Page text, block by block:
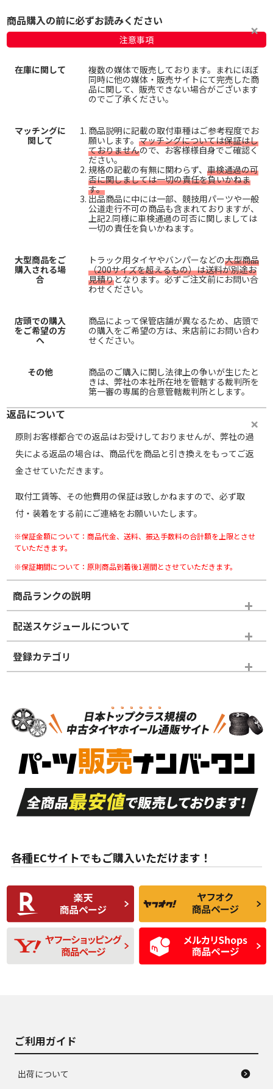
商品購入の前に必ずお読みください
注意事項
在庫に関して
複数の媒体で販売しております。まれにほぼ
同時に他の媒体・販売サイトにて完売した商
品に関して、販売できない場合がございます
のでご了承ください。
マッチングに
関して
商品説明に記載の取付車種はご参考程度でお
願いします。 マッチングについては保証はし
ておりませんので、お客様様自身でご確認く
ださい。
規格の記載の有無に関わらず、 車検通過の可
否に関しましては一切の責任を負いかねま
す。
出品商品に中には一部、競技用パーツや一般
公道走行不可の商品も含まれておりますが、
上記2.同様に車検通過の可否に関しましては
一切の責任を負いかねます。
大型商品をご
購入される場
合
トラック用タイヤやバンパーなどの大型商品
（200サイズを超えるもの）は送料が別途お
見積りとなります。必ずご注文前にお問い合
わせください。
店頭での購入
をご希望の方
へ
商品によって保管店舗が異なるため、店頭で
の購入をご希望の方は、来店前にお問い合わ
せください。
その他
商品のご購入に関し法律上の争いが生じたと
きは、弊社の本社所在地を管轄する裁判所を
第一審の専属的合意管轄裁判所とします。
返品について
原則お客様都合での返品はお受けしておりませんが、弊社の過
失による返品の場合は、商品代を商品と引き換えをもってご返
金させていただきます。
取付工賃等、その他費用の保証は致しかねますので、必ず取
付・装着をする前にご連絡をお願いいたします。
※保証金額について：商品代金、送料、振込手数料の合計額を上限とさせ
ていただきます。
※保証期間について：原則商品到着後1週間とさせていただきます。
商品ランクの説明
※商品ランクは出品者の主観により判断しておりますので、あら
かじめご了承ください。
ホイールランク
S
品）
S
新車外し品（新古
付き
A
走行距離も少なく、
目立つ傷もほとんど
ない中古品
A
走行距離も少なく、
非常に状態の良い中
古品
な中古品
んどない中古品
C
比較的きれいな中古
品
C
られるが、使用に問
題のない中古品
D
使用感や目立つ傷が
あり、一般的な中古
品
D
残り溝も少なく、偏
磨耗がみられ、短期
間使用できるくらい
の中古品
配送スケジュールについて
登録カテゴリ
スタッドレスタイヤホイールセット
各種ECサイトでもご購入いただけます！
ご利用ガイド
出荷について